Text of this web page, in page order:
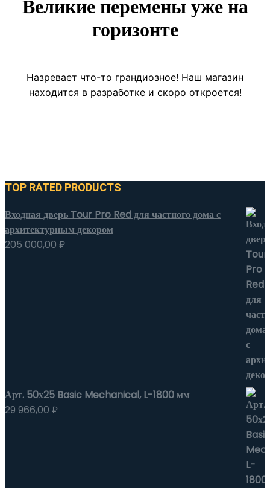
Великие перемены уже на
горизонте
Назревает что-то грандиозное! Наш магазин
находится в разработке и скоро откроется!
TOP RATED PRODUCTS
Входная дверь Tour Pro Red для частного дома с
архитектурным декором
205 000,00 ₽
Арт. 50х25 Basic Mechanical, L-1800 мм
29 966,00 ₽